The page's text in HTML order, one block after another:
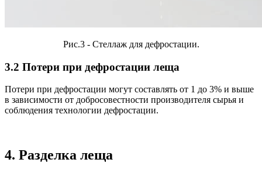
Рис.3 - Стеллаж для дефростации.
3.2 Потери при дефростации леща
Потери при дефростации могут составлять от 1 до 3% и выше
в зависимости от добросовестности производителя сырья и
соблюдения технологии дефростации.
4. Разделка леща